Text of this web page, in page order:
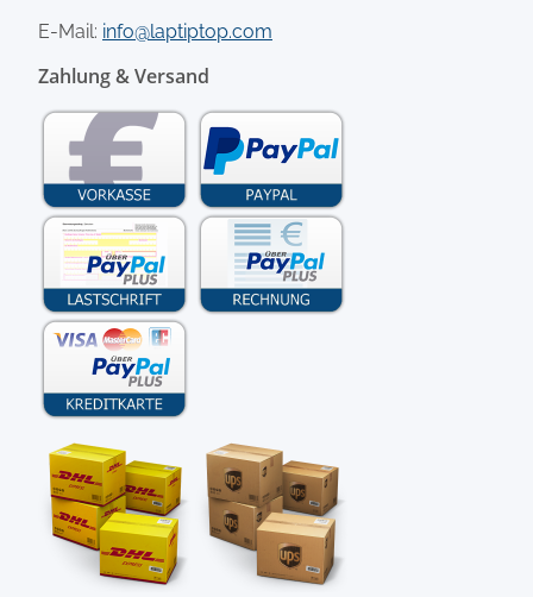
E-Mail: info@laptiptop.com
Zahlung & Versand